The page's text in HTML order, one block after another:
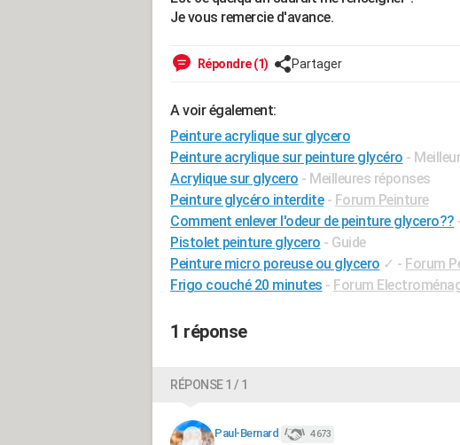
Je vous remercie d'avance.
Répondre (1) Partager
A voir également:
Peinture acrylique sur glycero
Peinture acrylique sur peinture glycéro -
Acrylique sur glycero - Meilleures réponses
Peinture glycéro interdite - Forum Peinture
Comment enlever l'odeur de peinture glycero??
Pistolet peinture glycero - Guide
Peinture micro poreuse ou glycero ✓ - Forum
Frigo couché 20 minutes - Forum
1 réponse
RÉPONSE 1 / 1
Paul-Bernard 4 673